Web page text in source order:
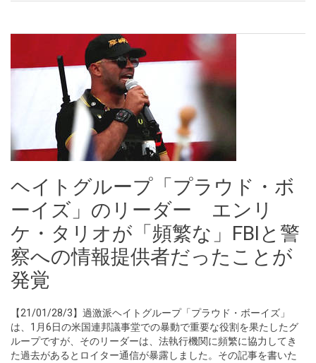
ヘイトグループ「プラウド・ボ
ーイズ」のリーダー エンリ
ケ・タリオが「頻繁な」FBIと警
察への情報提供者だったことが
発覚
【21/01/28/3】過激派ヘイトグループ「プラウド・ボーイズ」
は、1月6日の米国連邦議事堂での暴動で重要な役割を果たしたグ
ループですが、そのリーダーは、法執行機関に頻繁に協力してき
た過去があるとロイター通信が暴露しました。その記事を書いた